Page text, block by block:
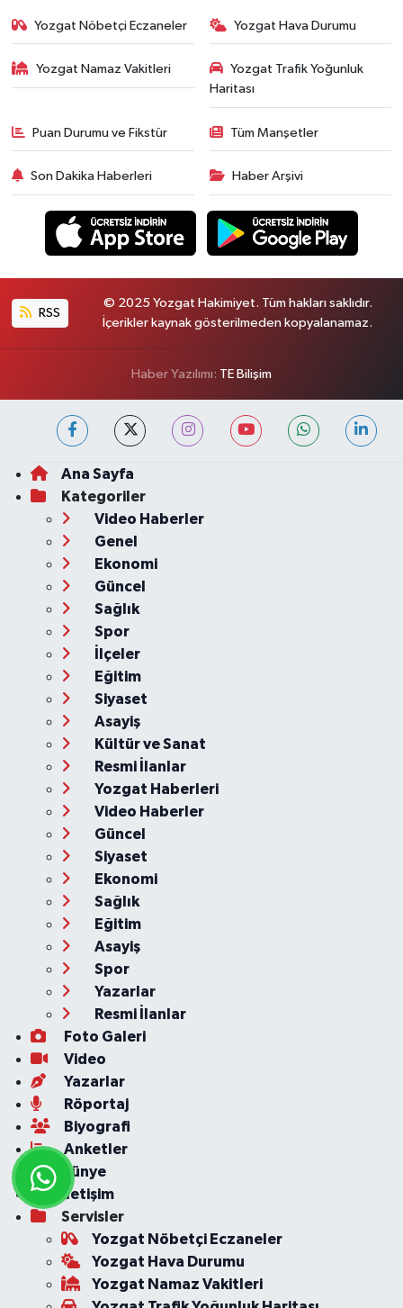
Yozgat Nöbetçi Eczaneler Yozgat Hava Durumu
Yozgat Namaz Vakitleri
Yozgat Trafik Yoğunluk
Haritası
Puan Durumu ve Fikstür Tüm Manşetler
Son Dakika Haberleri Haber Arşivi
RSS
© 2025 Yozgat Hakimiyet. Tüm hakları saklıdır.
İçerikler kaynak gösterilmeden kopyalanamaz.
Haber Yazılımı: TE Bilişim
Ana Sayfa
Kategoriler
Video Haberler
Genel
Ekonomi
Güncel
Sağlık
Spor
İlçeler
Eğitim
Siyaset
Asayiş
Kültür ve Sanat
Resmi İlanlar
Yozgat Haberleri
Video Haberler
Güncel
Siyaset
Ekonomi
Sağlık
Eğitim
Asayiş
Spor
Yazarlar
Resmi İlanlar
Foto Galeri
Video
Yazarlar
Röportaj
Biyografi
Anketler
Künye
İletişim
Servisler
Yozgat Nöbetçi Eczaneler
Yozgat Hava Durumu
Yozgat Namaz Vakitleri